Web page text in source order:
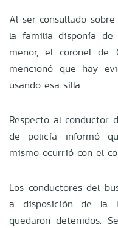
Al ser consultado
la familia disponía
menor, el coronel de
mencionó que hay
usando esa silla.
Respecto al conductor
de policía informó
mismo ocurrió con el
Los conductores del
a disposición de la
quedaron detenidos.